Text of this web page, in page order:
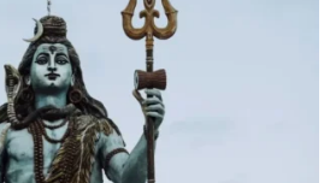
की
पूजा
बाबा
बैद्यनाथ
से
पहले
क्यों
होता